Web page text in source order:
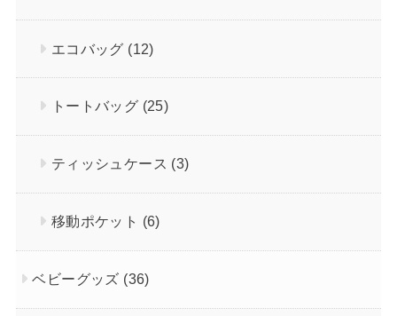
エコバッグ (12)
トートバッグ (25)
ティッシュケース (3)
移動ポケット (6)
ベビーグッズ (36)